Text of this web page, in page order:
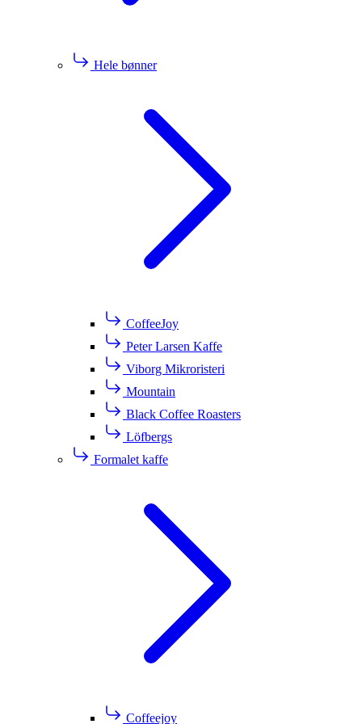
Hele bønner
CoffeeJoy
Peter Larsen Kaffe
Viborg Mikroristeri
Mountain
Black Coffee Roasters
Löfbergs
Formalet kaffe
Coffeejoy